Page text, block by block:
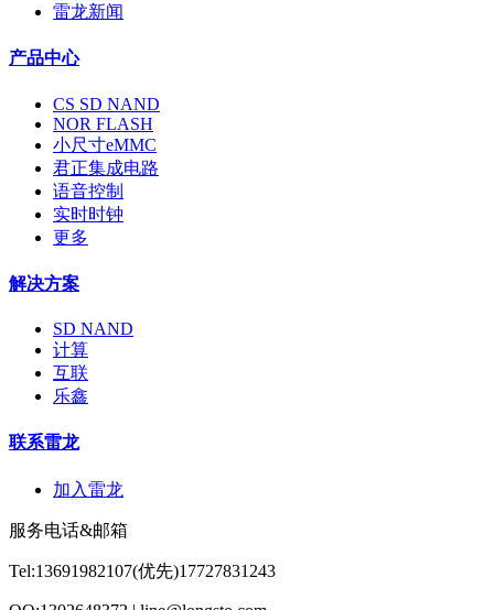
雷龙新闻
产品中心
CS SD NAND
NOR FLASH
小尺寸eMMC
君正集成电路
语音控制
实时时钟
更多
解决方案
SD NAND
计算
互联
乐鑫
联系雷龙
加入雷龙
服务电话&邮箱
Tel:13691982107(优先)17727831243